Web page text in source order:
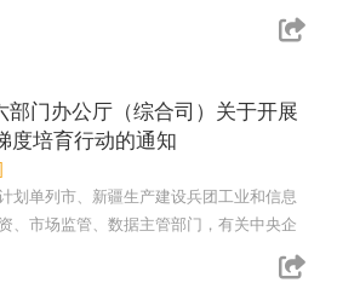
门办公厅（综合司）关于开展
度培育行动的通知
划单列市、新疆生产建设兵团工业和信息
、市场监管、数据主管部门，有关中央企